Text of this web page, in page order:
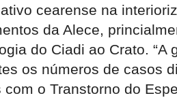
cearense na
da Alece,
do Ciadi ao Crato. “A
os números de casos
com o Transtorno do